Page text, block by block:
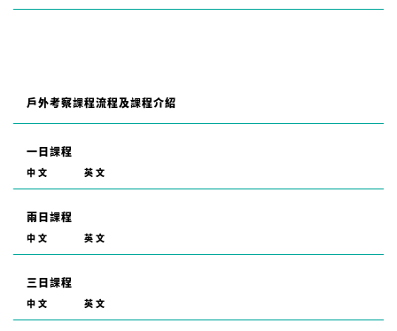
戶外考察課程流程及課程介紹
一日課程
中文 英文
兩日課程
中文 英文
三日課程
中文 英文